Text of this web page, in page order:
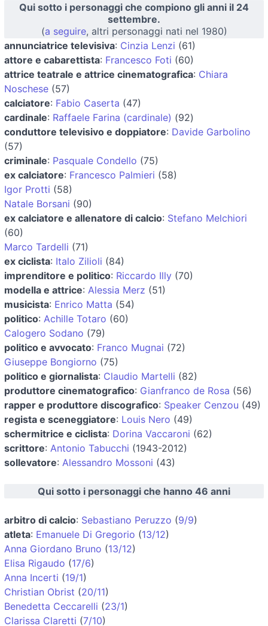
Qui sotto i personaggi che compiono gli anni il 24
settembre.
(a seguire, altri personaggi nati nel 1980)
annunciatrice televisiva: Cinzia Lenzi (61)
attore e cabarettista: Francesco Foti (60)
attrice teatrale e attrice cinematografica: Chiara
Noschese (57)
calciatore: Fabio Caserta (47)
cardinale: Raffaele Farina (cardinale) (92)
conduttore televisivo e doppiatore: Davide Garbolino
(57)
criminale: Pasquale Condello (75)
ex calciatore: Francesco Palmieri (58)
Igor Protti (58)
Natale Borsani (90)
ex calciatore e allenatore di calcio: Stefano Melchiori
(60)
Marco Tardelli (71)
ex ciclista: Italo Zilioli (84)
imprenditore e politico: Riccardo Illy (70)
modella e attrice: Alessia Merz (51)
musicista: Enrico Matta (54)
politico: Achille Totaro (60)
Calogero Sodano (79)
politico e avvocato: Franco Mugnai (72)
Giuseppe Bongiorno (75)
politico e giornalista: Claudio Martelli (82)
produttore cinematografico: Gianfranco de Rosa (56)
rapper e produttore discografico: Speaker Cenzou (49)
regista e sceneggiatore: Louis Nero (49)
schermitrice e ciclista: Dorina Vaccaroni (62)
scrittore: Antonio Tabucchi (1943-2012)
sollevatore: Alessandro Mossoni (43)
Qui sotto i personaggi che hanno 46 anni
arbitro di calcio: Sebastiano Peruzzo (9/9)
atleta: Emanuele Di Gregorio (13/12)
Anna Giordano Bruno (13/12)
Elisa Rigaudo (17/6)
Anna Incerti (19/1)
Christian Obrist (20/11)
Benedetta Ceccarelli (23/1)
Clarissa Claretti (7/10)